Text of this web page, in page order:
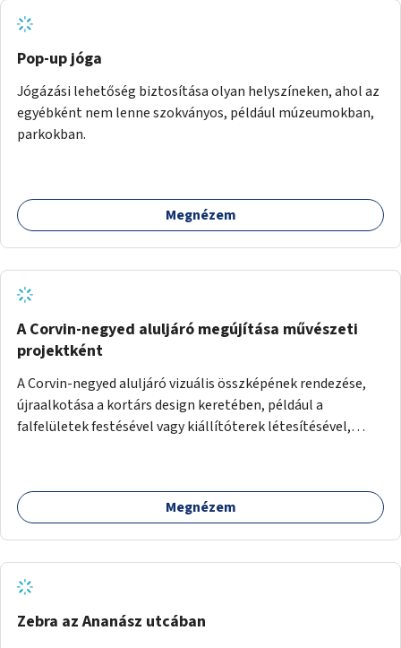
Pop-up jóga
Jógázási lehetőség biztosítása olyan helyszíneken, ahol az
egyébként nem lenne szokványos, például múzeumokban,
parkokban.
Megnézem
A Corvin-negyed aluljáró megújítása művészeti
projektként
A Corvin-negyed aluljáró vizuális összképének rendezése,
újraalkotása a kortárs design keretében, például a
falfelületek festésével vagy kiállítóterek létesítésével,
bemutatkozásra, szélesebb körben való ismertségre.
Megnézem
Zebra az Ananász utcában